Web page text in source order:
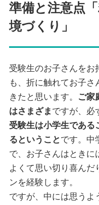
準備と注意点
境づくり」
受験生のお子さんをお
も、折に触れてお子さ
きたと思います。
ご家
はさまざま ですが、必
受験生は小学生である
るということ です。中
で、お子さんはときに
よくて思い切り喜んだ
ンを経験します。
ですが、中には思うよ